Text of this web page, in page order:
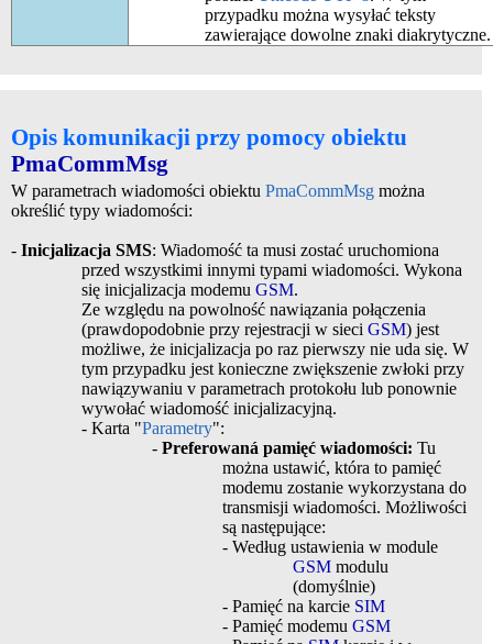
przypadku można wysyłać teksty
zawierające dowolne znaki diakrytyczne.
Opis komunikacji przy pomocy obiektu
PmaCommMsg
W parametrach wiadomości obiektu PmaCommMsg można
określić typy wiadomości:
- Inicjalizacja SMS: Wiadomość ta musi zostać uruchomiona
przed wszystkimi innymi typami wiadomości. Wykona
się inicjalizacja modemu GSM.
Ze względu na powolność nawiązania połączenia
(prawdopodobnie przy rejestracji w sieci GSM) jest
możliwe, że inicjalizacja po raz pierwszy nie uda się. W
tym przypadku jest konieczne zwiększenie zwłoki przy
nawiązywaniu v parametrach protokołu lub ponownie
wywołać wiadomość inicjalizacyjną.
- Karta "Parametry":
- Preferowaná pamięć wiadomości: Tu
można ustawić, która to pamięć
modemu zostanie wykorzystana do
transmisji wiadomości. Możliwości
są następujące:
- Według ustawienia w module
GSM modulu
(domyślnie)
- Pamięć na karcie SIM
- Pamięć modemu GSM